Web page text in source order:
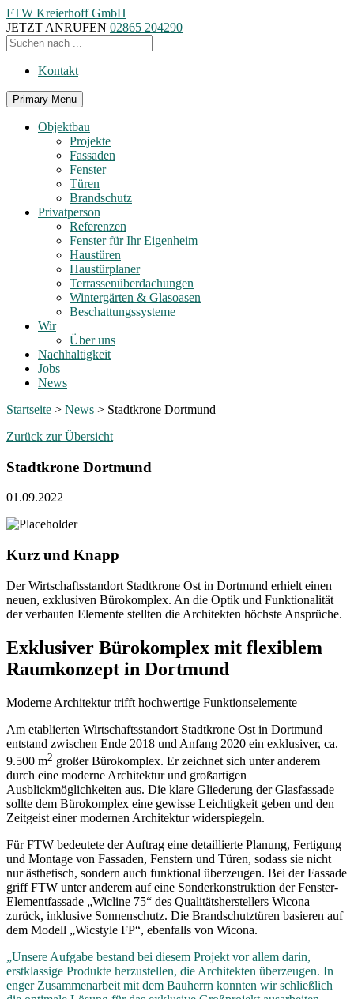
FTW Kreierhoff GmbH
JETZT ANRUFEN 02865 204290
Kontakt
Primary Menu
Objektbau
Projekte
Fassaden
Fenster
Türen
Brandschutz
Privatperson
Referenzen
Fenster für Ihr Eigenheim
Haustüren
Haustürplaner
Terrassenüberdachungen
Wintergärten & Glasoasen
Beschattungssysteme
Wir
Über uns
Nachhaltigkeit
Jobs
News
Startseite > News > Stadtkrone Dortmund
Zurück zur Übersicht
Stadtkrone Dortmund
01.09.2022
Kurz und Knapp
Der Wirtschaftsstandort Stadtkrone Ost in Dortmund erhielt einen
neuen, exklusiven Bürokomplex. An die Optik und Funktionalität
der verbauten Elemente stellten die Architekten höchste Ansprüche.
Exklusiver Bürokomplex mit flexiblem
Raumkonzept in Dortmund
Moderne Architektur trifft hochwertige Funktionselemente
Am etablierten Wirtschaftsstandort Stadtkrone Ost in Dortmund
entstand zwischen Ende 2018 und Anfang 2020 ein exklusiver, ca.
9.500 m2 großer Bürokomplex. Er zeichnet sich unter anderem
durch eine moderne Architektur und großartigen
Ausblickmöglichkeiten aus. Die klare Gliederung der Glasfassade
sollte dem Bürokomplex eine gewisse Leichtigkeit geben und den
Zeitgeist einer modernen Architektur widerspiegeln.
Für FTW bedeutete der Auftrag eine detaillierte Planung, Fertigung
und Montage von Fassaden, Fenstern und Türen, sodass sie nicht
nur ästhetisch, sondern auch funktional überzeugen. Bei der Fassade
griff FTW unter anderem auf eine Sonderkonstruktion der Fenster-
Elementfassade „Wicline 75“ des Qualitätsherstellers Wicona
zurück, inklusive Sonnenschutz. Die Brandschutztüren basieren auf
dem Modell „Wicstyle FP“, ebenfalls von Wicona.
„Unsere Aufgabe bestand bei diesem Projekt vor allem darin,
erstklassige Produkte herzustellen, die Architekten überzeugen. In
enger Zusammenarbeit mit dem Bauherrn konnten wir schließlich